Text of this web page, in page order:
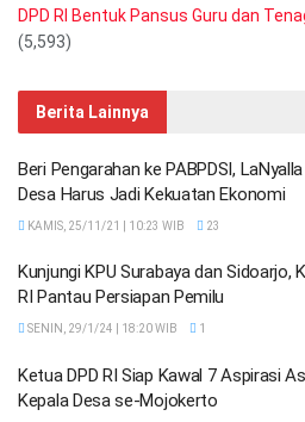
DPD RI Bentuk Pansus Guru dan
(5,593)
Berita Lainnya
Beri Pengarahan ke PABPDSI,
Desa Harus Jadi Kekuatan Ekonomi
KAMIS, 25/11/21 | 10:23 WIB 23
Kunjungi KPU Surabaya dan Sidoarjo,
RI Pantau Persiapan Pemilu
SENIN, 29/1/24 | 18:20 WIB 1
Ketua DPD RI Siap Kawal 7 Aspirasi
Kepala Desa se-Mojokerto